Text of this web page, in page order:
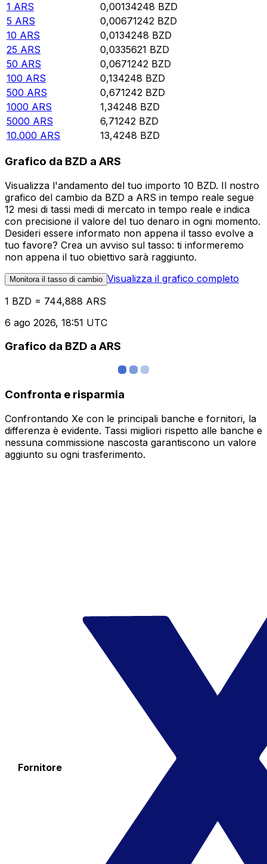
1 ARS 0,00134248 BZD
5 ARS 0,00671242 BZD
10 ARS 0,0134248 BZD
25 ARS 0,0335621 BZD
50 ARS 0,0671242 BZD
100 ARS 0,134248 BZD
500 ARS 0,671242 BZD
1000 ARS 1,34248 BZD
5000 ARS 6,71242 BZD
10.000 ARS 13,4248 BZD
Grafico da BZD a ARS
Visualizza l'andamento del tuo importo 10 BZD. Il nostro
grafico del cambio da BZD a ARS in tempo reale segue
12 mesi di tassi medi di mercato in tempo reale e indica
con precisione il valore del tuo denaro in ogni momento.
Desideri essere informato non appena il tasso evolve a
tuo favore? Crea un avviso sul tasso: ti informeremo
non appena il tuo obiettivo sarà raggiunto.
Monitora il tasso di cambio Visualizza il grafico completo
1 BZD = 744,888 ARS
6 ago 2026, 18:51 UTC
Grafico da BZD a ARS
Confronta e risparmia
Confrontando Xe con le principali banche e fornitori, la
differenza è evidente. Tassi migliori rispetto alle banche e
nessuna commissione nascosta garantiscono un valore
aggiunto su ogni trasferimento.
Fornitore